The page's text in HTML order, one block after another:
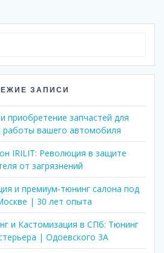
ЗАПИСИ
приобретение запчастей для
работы вашего автомобиля
IRILIT: Революция в защите
от загрязнений
и премиум-тюнинг салона под
| 30 лет опыта
и Кастомизация в СПб: Тюнинг
| Одоевского 3А